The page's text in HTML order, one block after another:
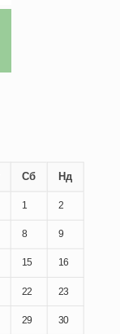
Сб Нд
1 2
8 9
15 16
22 23
29 30